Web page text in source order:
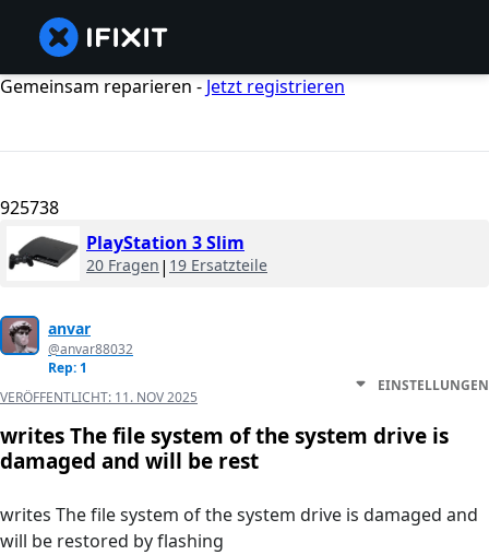
Gemeinsam reparieren - Jetzt registrieren
925738
PlayStation 3 Slim
20 Fragen | 19 Ersatzteile
anvar
@anvar88032
Rep: 1
VERÖFFENTLICHT: 11. NOV 2025
EINSTELLUNGEN
writes The file system of the system drive is
damaged and will be rest
writes The file system of the system drive is damaged and
will be restored by flashing